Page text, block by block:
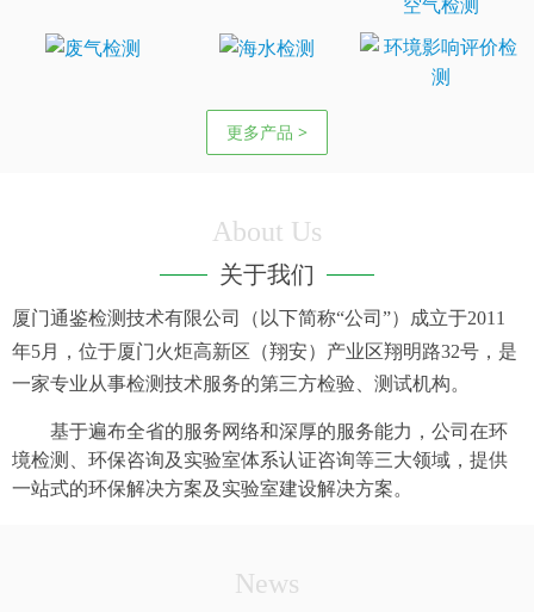
更多产品 >
About Us
关于我们
厦门通鉴检测技术有限公司（以下简称“公司”）成立于2011
年5月，位于厦门火炬高新区（翔安）产业区翔明路32号，是
一家专业从事检测技术服务的第三方检验、测试机构。
基于遍布全省的服务网络和深厚的服务能力，公司在环
境检测、环保咨询及实验室体系认证咨询等三大领域，提供
一站式的环保解决方案及实验室建设解决方案。
News